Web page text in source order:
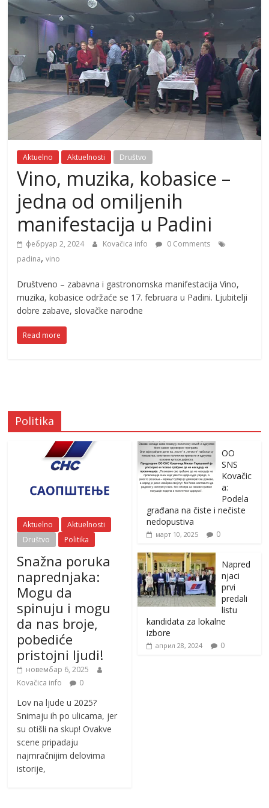
Aktuelno Aktuelnosti Društvo
Vino, muzika, kobasice –
jedna od omiljenih
manifestacija u Padini
фебруар 2, 2024 Kovačica info
0 Comments
padina,vino
Društveno – zabavna i gastronomska manifestacija Vino,
muzika, kobasice održaće se 17. februara u Padini. Ljubitelji
dobre zabave, slovačke narodne
Read more
Politika
Aktuelno
Aktuelnosti
Društvo
Politika
Snažna poruka
naprednjaka:
Mogu da
spinuju i mogu
da nas broje,
pobediće
pristojni ljudi!
новембар 6, 2025
Kovačica info
0
Lov na ljude u 2025?
Snimaju ih po ulicama, jer
su otišli na skup! Ovakve
scene pripadaju
najmračnijim delovima
istorije,
OO
SNS
Kovačic
a:
Podela
građana na čiste i nečiste
nedopustiva
март 10, 2025 0
Napred
njaci
prvi
predali
listu
kandidata za lokalne
izbore
април 28, 2024 0